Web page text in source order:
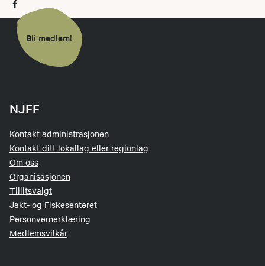
Bli medlem!
NJFF
Kontakt administrasjonen
Kontakt ditt lokallag eller regionlag
Om oss
Organisasjonen
Tillitsvalgt
Jakt- og Fiskesenteret
Personvernerklæring
Medlemsvilkår